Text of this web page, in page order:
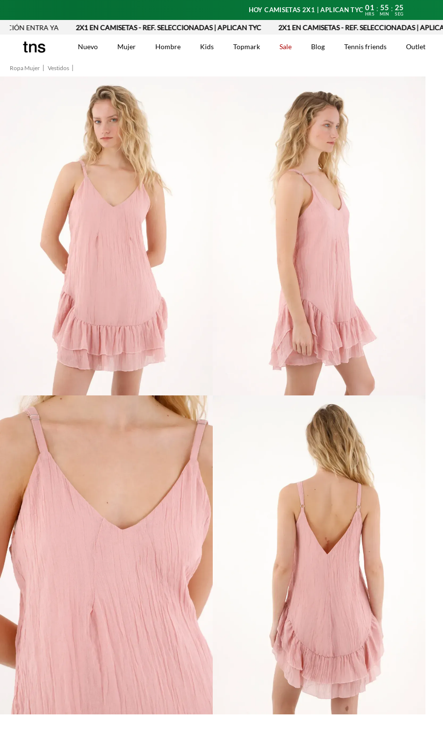
HOY CAMISETAS 2X1 | APLICAN TYC 01
HRS
: 55
MIN
: 24
SEG
ENTRA YA 2X1 EN CAMISETAS - REF. SELECCIONADAS | APLICAN TYC 2X1 EN CAMISETAS - REF. SELECCIONADAS | APLICAN TYC
Nuevo Mujer Hombre Kids Topmark Sale Blog Tennis friends Outlet
Ropa Mujer Vestidos
3.
4
5.
6.
7. Chaqueta
8. Short
Bermuda
10